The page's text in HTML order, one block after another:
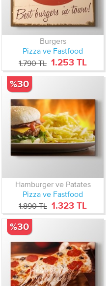
Burgers
Pizza ve Fastfood
1.790 TL 1.253 TL
Hamburger ve Patates
Pizza ve Fastfood
1.890 TL 1.323 TL
%30
%30